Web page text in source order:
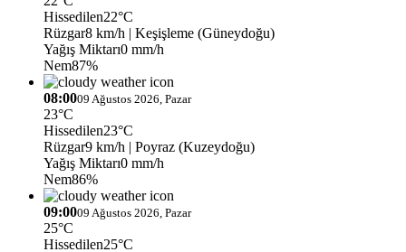
Hissedilen22°C
Rüzgar8 km/h | Keşişleme (Güneydoğu)
Yağış Miktarı0 mm/h
Nem87%
08:0009 Ağustos 2026, Pazar
23°C
Hissedilen23°C
Rüzgar9 km/h | Poyraz (Kuzeydoğu)
Yağış Miktarı0 mm/h
Nem86%
09:0009 Ağustos 2026, Pazar
25°C
Hissedilen25°C